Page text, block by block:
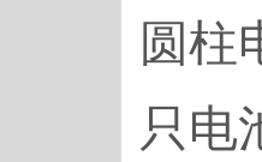
圆柱
只电